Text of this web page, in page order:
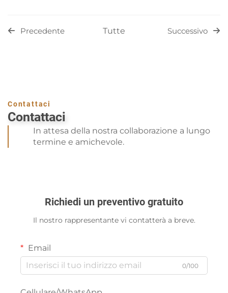
Precedente Tutte Successivo
Contattaci
Contattaci
In attesa della nostra collaborazione a lungo
termine e amichevole.
Richiedi un preventivo gratuito
Il nostro rappresentante vi contatterà a breve.
Email
0/100